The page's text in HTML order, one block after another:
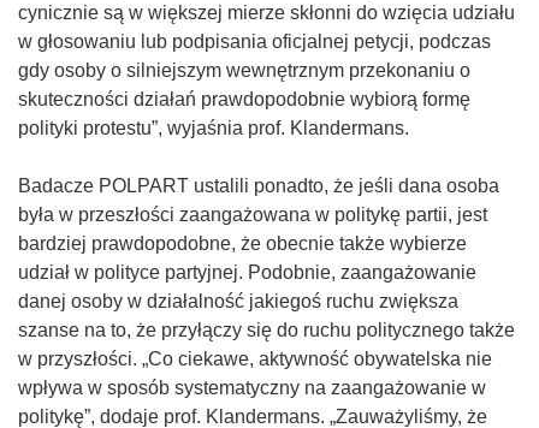
cynicznie są w większej mierze skłonni do wzięcia udziału
w głosowaniu lub podpisania oficjalnej petycji, podczas
gdy osoby o silniejszym wewnętrznym przekonaniu o
skuteczności działań prawdopodobnie wybiorą formę
polityki protestu”, wyjaśnia prof. Klandermans.
Badacze POLPART ustalili ponadto, że jeśli dana osoba
była w przeszłości zaangażowana w politykę partii, jest
bardziej prawdopodobne, że obecnie także wybierze
udział w polityce partyjnej. Podobnie, zaangażowanie
danej osoby w działalność jakiegoś ruchu zwiększa
szanse na to, że przyłączy się do ruchu politycznego także
w przyszłości. „Co ciekawe, aktywność obywatelska nie
wpływa w sposób systematyczny na zaangażowanie w
politykę”, dodaje prof. Klandermans. „Zauważyliśmy, że